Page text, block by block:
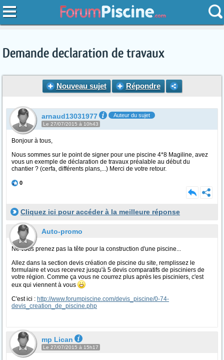
Demande declaration de travaux
Nouveau sujet Répondre
arnaud13031977 Auteur du sujet
Le 27/07/2015 à 10h43
Bonjour à tous,
Nous sommes sur le point de signer pour une piscine 4*8 Magiline, avez
vous un exemple de déclaration de travaux préalable au début du
chantier ? (cerfa, différents plans,...) Merci de votre retour.
0
Cliquez ici pour accéder à la meilleure réponse
Auto-promo
Ne vous prenez pas la tête pour la construction d'une piscine...
Allez dans la section devis création de piscine du site, remplissez le
formulaire et vous recevrez jusqu'à 5 devis comparatifs de pisciniers de
votre région. Comme ça vous ne courrez plus après les pisciniers, c'est
eux qui viennent à vous
C'est ici : http://www.forumpiscine.com/devis_piscine/0-74-
devis_creation_de_piscine.php
mp Lican
Le 27/07/2015 à 15h17